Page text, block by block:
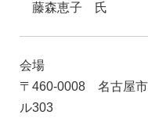
藤森恵子 氏
会場
〒460-0008 名古屋
ル303